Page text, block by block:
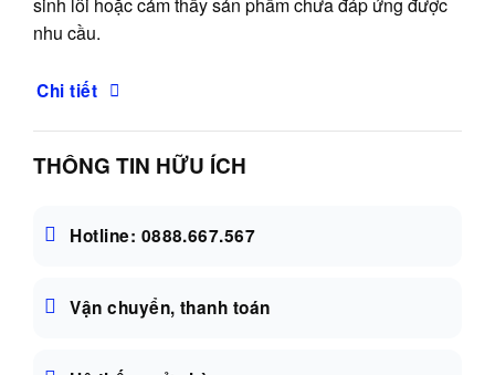
sinh lỗi hoặc cảm thấy sản phẩm chưa đáp ứng được
nhu cầu.
Chi tiết
THÔNG TIN HỮU ÍCH
Hotline: 0888.667.567
Vận chuyển, thanh toán